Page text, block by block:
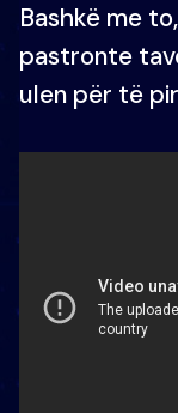
Bashkë me
pastronte
ulen për të